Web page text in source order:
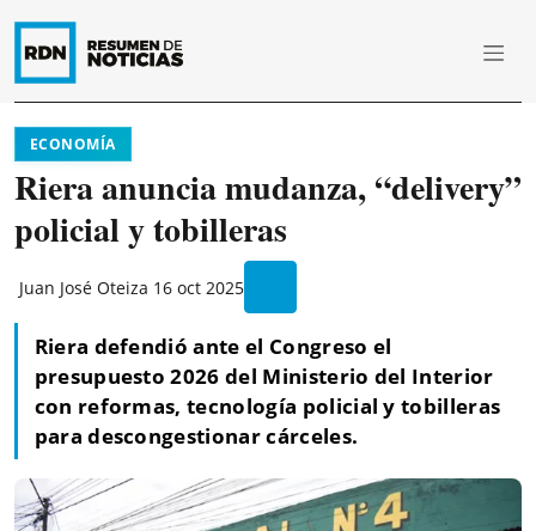
ECONOMÍA
Riera anuncia mudanza, “delivery”
policial y tobilleras
Juan José Oteiza 16 oct 2025
Riera defendió ante el Congreso el
presupuesto 2026 del Ministerio del Interior
con reformas, tecnología policial y tobilleras
para descongestionar cárceles.